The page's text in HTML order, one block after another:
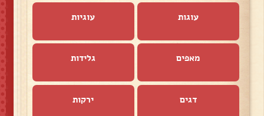
עוגות עוגיות
מאפים גלידות
דגים ירקות